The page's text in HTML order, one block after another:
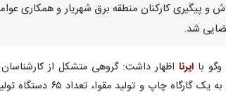
و پیگیری کارکنان منطقه برق شهریار و همکاری
شد.
با ایرنا اظهار داشت: گروهی متشکل از